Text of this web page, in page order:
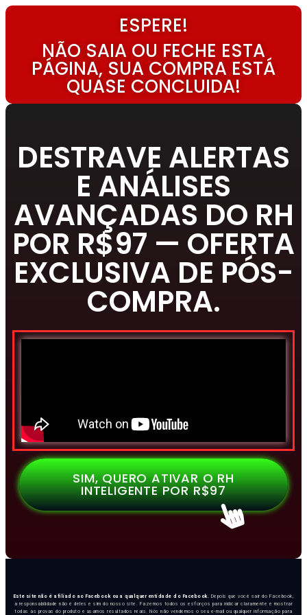
ESPERE!
NÃO SAIA OU FECHE ESTA
PÁGINA, SUA COMPRA ESTÁ
QUASE CONCLUIDA!
DESTRAVE ALERTAS
E ANÁLISES
AVANÇADAS DO RH
POR R$97 — OFERTA
EXCLUSIVA DE PÓS-
COMPRA.
SIM, QUERO ATIVAR O RH
INTELIGENTE POR R$97
Este site não é afiliado ao Facebook ou a qualquer entidade do Facebook. Depois que você sair do Facebook,
a responsabilidade não é deles e sim do nosso site. Fazemos todos os esforços para indicar claramente e mostrar
todas as provas do produto e usamos resultados reais. Nós não vendemos o seu e-mail ou qualquer informação para